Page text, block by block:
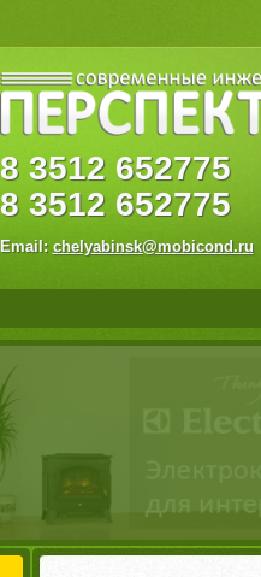
8 3512 652775
8 3512 652775
Email: chelyabinsk@mobicond.ru